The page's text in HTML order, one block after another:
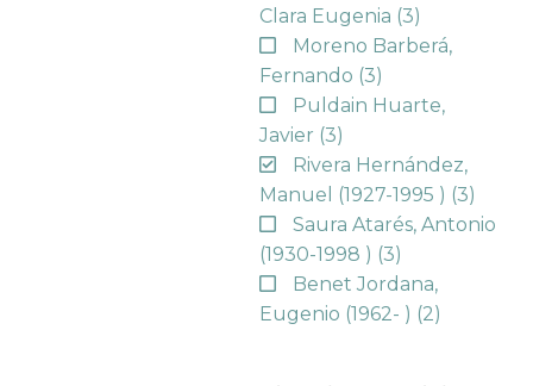
Clara Eugenia (3)
Moreno Barberá,
Fernando (3)
Puldain Huarte,
Javier (3)
Rivera Hernández,
Manuel (1927-1995 ) (3)
Saura Atarés, Antonio
(1930-1998 ) (3)
Benet Jordana,
Eugenio (1962- ) (2)